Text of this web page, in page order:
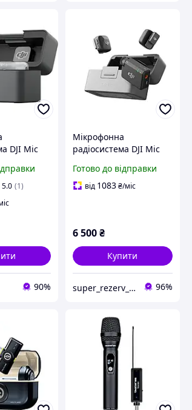
DJI Mic
(1
5.0 (1)
90%
Мікрофонна
радіосистема DJI Mic
Charging Case)
Готово до відправки
від 1083₴/міс
6 500₴
Купити
super_rezerv_market 96%